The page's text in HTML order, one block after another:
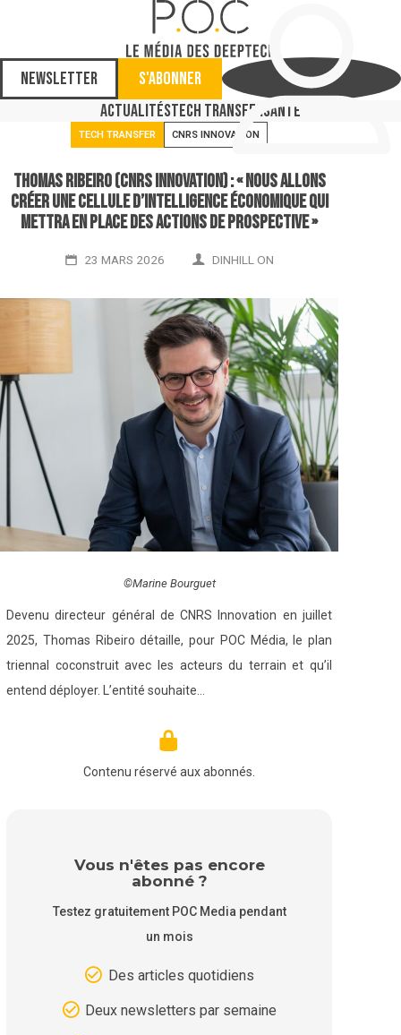
Newsletter
S'abonner
ActualitésTech TransferSanté
TECH TRANSFER CNRS INNOVATION
Thomas Ribeiro (CNRS Innovation) : « Nous allons
créer une cellule d’intelligence économique qui
mettra en place des actions de prospective »
23 MARS 2026 DINHILL ON
©Marine Bourguet
Devenu directeur général de CNRS Innovation en juillet
2025, Thomas Ribeiro détaille, pour POC Média, le plan
triennal coconstruit avec les acteurs du terrain et qu’il
entend déployer. L’entité souhaite…
Contenu réservé aux abonnés.
Vous n'êtes pas encore
abonné ?
Testez gratuitement POC Media pendant
un mois
Des articles quotidiens
Deux newsletters par semaine